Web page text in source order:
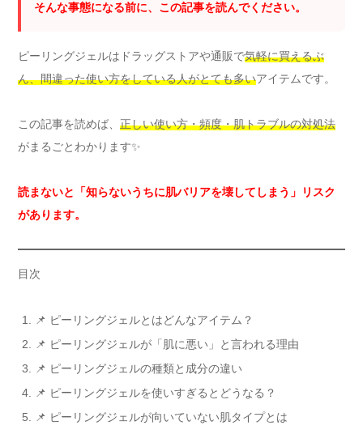
そんな事態になる前に、この記事を読んでください。
ピーリングジェルはドラッグストアや通販で気軽に買えるぶ
ん、間違った使い方をしている人がとても多いアイテムです。
この記事を読めば、 正しい使い方・頻度・肌トラブルの対処法
がまるごとわかります✨
読まないと「知らないうちに肌バリアを壊してしまう」リスク
があります。
目次
📌 ピーリングジェルとはどんなアイテム？
📌 ピーリングジェルが「肌に悪い」と言われる理由
📌 ピーリングジェルの種類と成分の違い
📌 ピーリングジェルを使いすぎるとどうなる？
📌 ピーリングジェルが向いていない肌タイプとは